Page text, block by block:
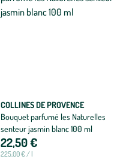
COLLINES DE PROVENCE
Bouquet parfumé les Naturelles
senteur jasmin blanc 100 ml
22,50 €
225,00 € / l